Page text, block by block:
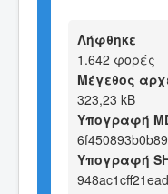
Λήφθηκε
1.642 φορές
Μέγεθος
323,23 kB
Υπογραφή
Υπογραφή